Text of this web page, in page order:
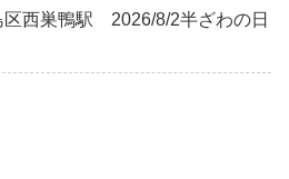
区西巣鴨駅 2026/8/2半ざわの日